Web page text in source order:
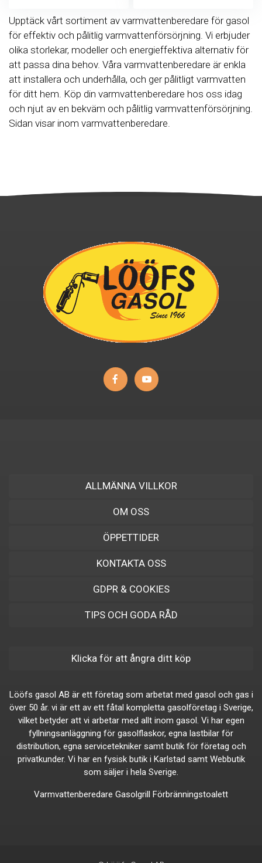
Upptäck vårt sortiment av varmvattenberedare för gasol
för effektiv och pålitlig varmvattenförsörjning. Vi erbjuder
olika storlekar, modeller och energieffektiva alternativ för
att passa dina behov. Våra varmvattenberedare är enkla
att installera och underhålla, och ger pålitligt varmvatten
för ditt hem. Köp din varmvattenberedare hos oss idag
och njut av en bekväm och pålitlig varmvattenförsörjning.
Sidan visar inom varmvattenberedare.
ALLMÄNNA VILLKOR
OM OSS
ÖPPETTIDER
KONTAKTA OSS
GDPR & COOKIES
TIPS OCH GODA RÅD
Klicka för att ångra ditt köp
Lööfs gasol AB är ett företag som arbetat med gasol och gas i
över 50 år. vi är ett av ett fåtal kompletta gasolföretag i Sverige,
vilket betyder att vi arbetar med allt inom gasol. Vi har egen
fyllningsanläggning för gasolflaskor, egna lastbilar för
distribution, egna servicetekniker samt butik för företag och
privatkunder. Vi har en fysisk butik i Karlstad samt Webbutik
som säljer i hela Sverige.
Varmvattenberedare Gasolgrill Förbränningstoalett